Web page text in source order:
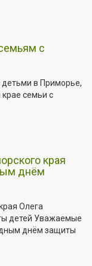
с
в Приморье,
семьи с
края
днём
Олега
детей Уважаемые
днём защиты